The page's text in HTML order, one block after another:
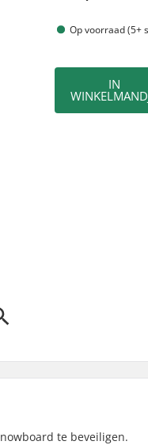
Op voorraad (5+
IN
te beveiligen.